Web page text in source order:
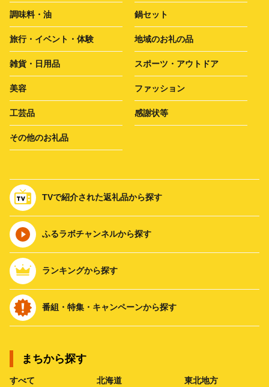
調味料・油 鍋セット
旅行・イベント・体験 地域のお礼の品
雑貨・日用品 スポーツ・アウトドア
美容 ファッション
工芸品 感謝状等
その他のお礼品
TVで紹介された返礼品から探す
ふるラボチャンネルから探す
ランキングから探す
番組・特集・キャンペーンから探す
まちから探す
すべて 北海道 東北地方